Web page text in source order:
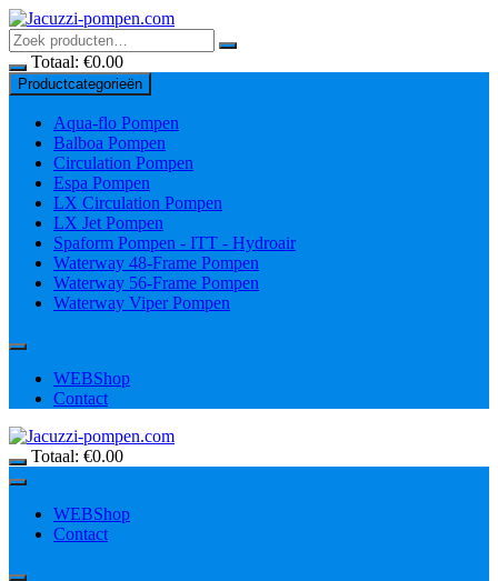
Ga
naar
inhoudTotaal: €0.00
Productcategorieën
Aqua-flo Pompen
Balboa Pompen
Circulation Pompen
Espa Pompen
LX Circulation Pompen
LX Jet Pompen
Spaform Pompen - ITT - Hydroair
Waterway 48-Frame Pompen
Waterway 56-Frame Pompen
Waterway Viper Pompen
WEBShop
Contact
Totaal: €0.00
WEBShop
Contact